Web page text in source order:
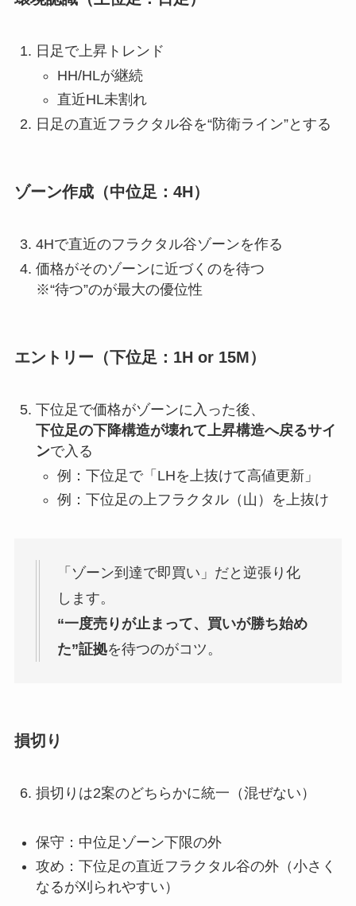
日足で上昇トレンド
HH/HLが継続
直近HL未割れ
日足の直近フラクタル谷を“防衛ライン”とする
ゾーン作成（中位足：4H）
4Hで直近のフラクタル谷ゾーンを作る
価格がそのゾーンに近づくのを待つ
※“待つ”のが最大の優位性
エントリー（下位足：1H or 15M）
下位足で価格がゾーンに入った後、
下位足の下降構造が壊れて上昇構造へ戻るサイ
ンで入る
例：下位足で「LHを上抜けて高値更新」
例：下位足の上フラクタル（山）を上抜け
「ゾーン到達で即買い」だと逆張り化
します。
“一度売りが止まって、買いが勝ち始め
た”証拠を待つのがコツ。
損切り
損切りは2案のどちらかに統一（混ぜない）
保守：中位足ゾーン下限の外
攻め：下位足の直近フラクタル谷の外（小さく
なるが刈られやすい）